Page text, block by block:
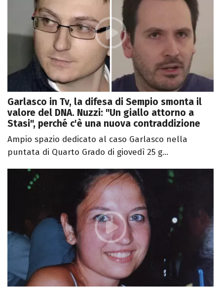
Garlasco in Tv, la difesa di Sempio smonta il
valore del DNA. Nuzzi: "Un giallo attorno a
Stasi", perché c'è una nuova contraddizione
Ampio spazio dedicato al caso Garlasco nella
puntata di Quarto Grado di giovedì 25 g...